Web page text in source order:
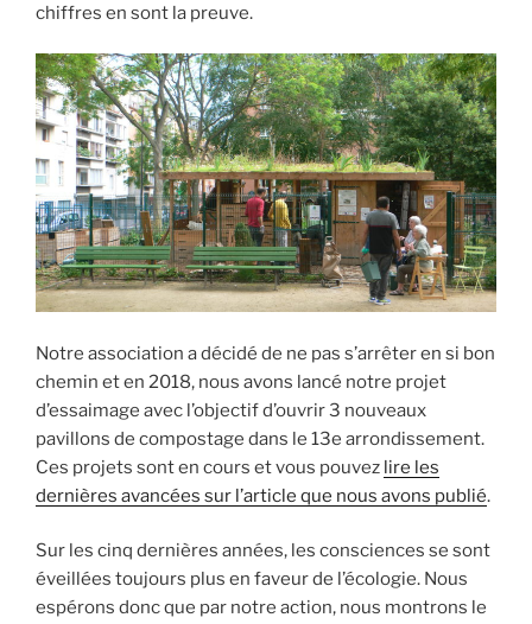
chiffres en sont la preuve.
Notre association a décidé de ne pas s’arrêter en si bon
chemin et en 2018, nous avons lancé notre projet
d’essaimage avec l’objectif d’ouvrir 3 nouveaux
pavillons de compostage dans le 13e arrondissement.
Ces projets sont en cours et vous pouvez lire les
dernières avancées sur l’article que nous avons publié.
Sur les cinq dernières années, les consciences se sont
éveillées toujours plus en faveur de l’écologie. Nous
espérons donc que par notre action, nous montrons le